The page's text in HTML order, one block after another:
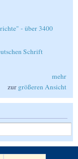
- über 3400
Schrift
mehr
zur größeren Ansicht